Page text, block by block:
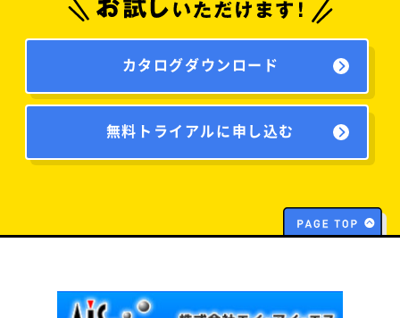
カタログダウンロード
無料トライアルに申し込む